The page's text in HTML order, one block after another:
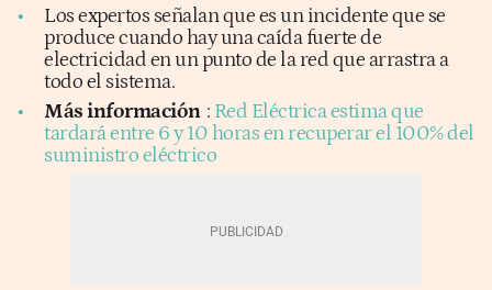
Los expertos señalan que es un incidente que se
produce cuando hay una caída fuerte de
electricidad en un punto de la red que arrastra a
todo el sistema.
Más información : Red Eléctrica estima que
tardará entre 6 y 10 horas en recuperar el 100% del
suministro eléctrico